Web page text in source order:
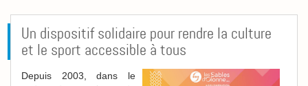
Un dispositif solidaire pour rendre la culture
et le sport accessible à tous
Depuis 2003, dans le